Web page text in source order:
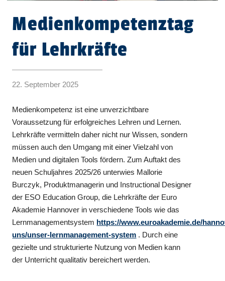
Medienkompetenztag
für Lehrkräfte
22. September 2025
Medienkompetenz ist eine unverzichtbare
Voraussetzung für erfolgreiches Lehren und Lernen.
Lehrkräfte vermitteln daher nicht nur Wissen, sondern
müssen auch den Umgang mit einer Vielzahl von
Medien und digitalen Tools fördern. Zum Auftakt des
neuen Schuljahres 2025/26 unterwies Mallorie
Burczyk, Produktmanagerin und Instructional Designer
der ESO Education Group, die Lehrkräfte der Euro
Akademie Hannover in verschiedene Tools wie das
Lernmanagementsystem https://www.euroakademie.de/
uns/unser-lernmanagement-system . Durch eine
gezielte und strukturierte Nutzung von Medien kann
der Unterricht qualitativ bereichert werden.